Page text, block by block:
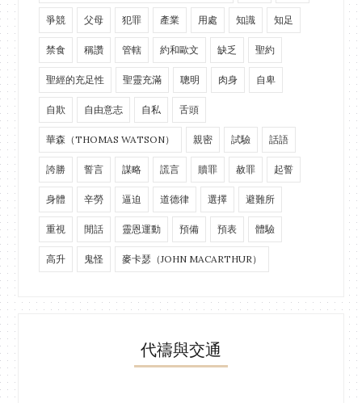
爭競 父母 犯罪 產業 用處 知識 知足
禁食 稱讚 管轄 約和歐文 缺乏 聖約
聖經的充足性 聖靈充滿 聰明 肉身 自卑
自欺 自由意志 自私 舌頭
華森（THOMAS WATSON） 親密 試驗 話語
誇勝 誓言 謀略 謊言 贖罪 赦罪 起誓
身體 辛勞 逼迫 道德律 選擇 避難所
重視 閒話 靈恩運動 預備 預表 體驗
高升 鬼怪 麥卡瑟（JOHN MACARTHUR）
代禱與交通